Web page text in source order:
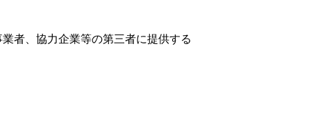
者、協力企業等の第三者に提供する